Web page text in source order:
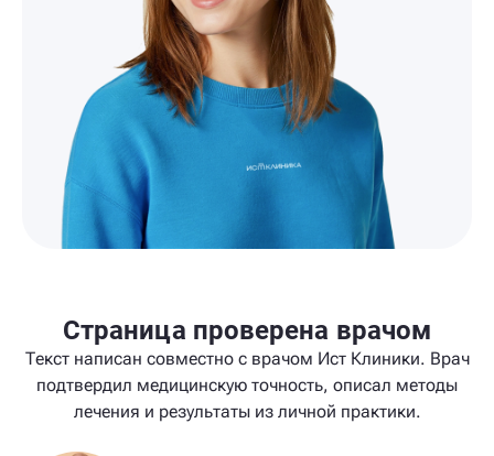
Страница проверена врачом
Текст написан совместно с врачом Ист Клиники. Врач
подтвердил медицинскую точность, описал методы
лечения и результаты из личной практики.